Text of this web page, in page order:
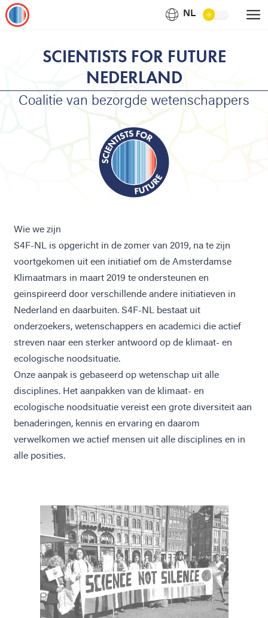
NL
SCIENTISTS FOR FUTURE
NEDERLAND
Coalitie van bezorgde wetenschappers
Wie we zijn
S4F-NL is opgericht in de zomer van 2019, na te zijn
voortgekomen uit een initiatief om de Amsterdamse
Klimaatmars in maart 2019 te ondersteunen en
geïnspireerd door verschillende andere initiatieven in
Nederland en daarbuiten. S4F-NL bestaat uit
onderzoekers, wetenschappers en academici die actief
streven naar een sterker antwoord op de klimaat- en
ecologische noodsituatie.
Onze aanpak is gebaseerd op wetenschap uit alle
disciplines. Het aanpakken van de klimaat- en
ecologische noodsituatie vereist een grote diversiteit aan
benaderingen, kennis en ervaring en daarom
verwelkomen we actief mensen uit alle disciplines en in
alle posities.